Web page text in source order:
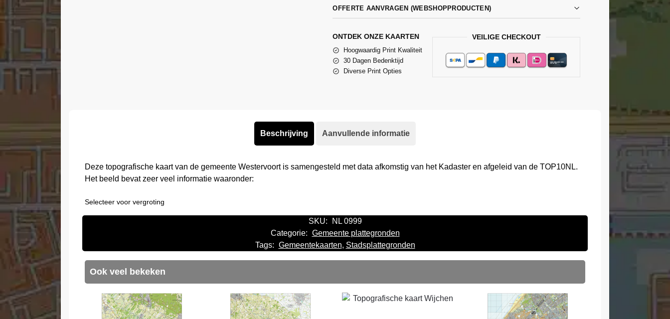
OFFERTE AANVRAGEN (WEBSHOPPRODUCTEN)
ONTDEK ONZE KAARTEN
Hoogwaardig Print Kwaliteit
30 Dagen Bedenktijd
Diverse Print Opties
VEILIGE CHECKOUT
Beschrijving Aanvullende informatie
Deze topografische kaart van de gemeente Westervoort is samengesteld met data afkomstig van het Kadaster en afgeleid van de TOP10NL.
Het beeld bevat zeer veel informatie waaronder:
Selecteer voor vergroting
SKU:
NL 0999
Categorie: Gemeente plattegronden
Tags: Gemeentekaarten, Stadsplattegronden
Ook veel bekeken